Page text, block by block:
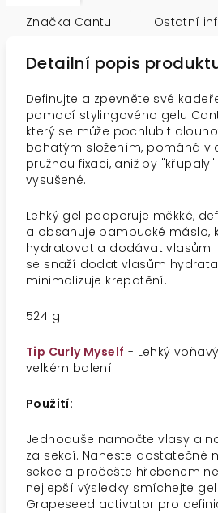
Značka Cantu Ostatní
Detailní popis
Definujte a zpevněte své
pomocí stylingového gelu
který se může pochlubit
bohatým složením, pomáhá
pružnou fixaci, aniž by
vysušené.
Lehký gel podporuje měkké,
a obsahuje bambucké máslo,
hydratovat a dodávat vlasům
se snaží dodat vlasům
minimalizuje krepatění.
524 g
Tip Curly Myself - Lehký
velkém balení!
Použití:
Jednoduše namočte vlasy a
za sekcí. Naneste dostatečné
sekce a pročešte hřebenem
nejlepší výsledky smíchejte
Grapeseed activator pro